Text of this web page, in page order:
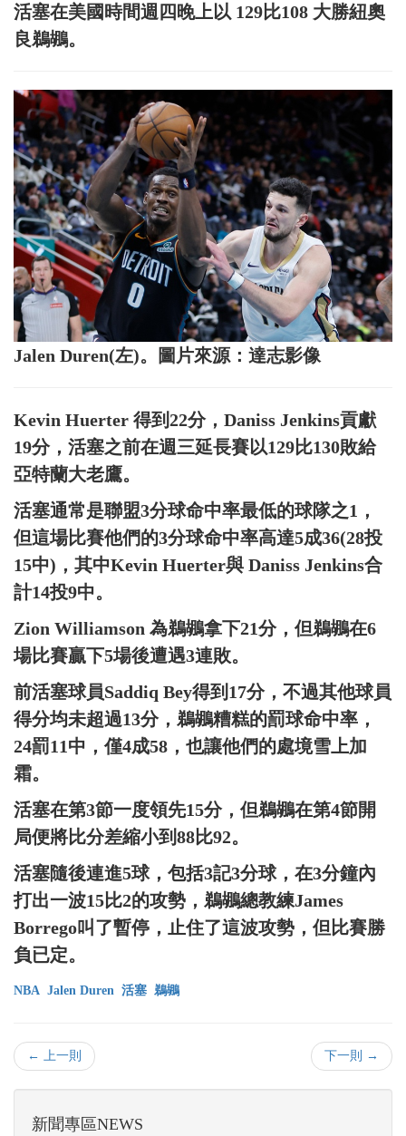
活塞在美國時間週四晚上以 129比108 大勝紐奧
良鵜鶘。
Jalen Duren(左)。圖片來源：達志影像
Kevin Huerter 得到22分，Daniss Jenkins貢獻
19分，活塞之前在週三延長賽以129比130敗給
亞特蘭大老鷹。
活塞通常是聯盟3分球命中率最低的球隊之1，
但這場比賽他們的3分球命中率高達5成36(28投
15中)，其中Kevin Huerter與 Daniss Jenkins合
計14投9中。
Zion Williamson 為鵜鶘拿下21分，但鵜鶘在6
場比賽贏下5場後遭遇3連敗。
前活塞球員Saddiq Bey得到17分，不過其他球員
得分均未超過13分，鵜鶘糟糕的罰球命中率，
24罰11中，僅4成58，也讓他們的處境雪上加
霜。
活塞在第3節一度領先15分，但鵜鶘在第4節開
局便將比分差縮小到88比92。
活塞隨後連進5球，包括3記3分球，在3分鐘內
打出一波15比2的攻勢，鵜鶘總教練James
Borrego叫了暫停，止住了這波攻勢，但比賽勝
負已定。
NBA Jalen Duren 活塞 鵜鶘
← 上一則 下一則 →
新聞專區NEWS